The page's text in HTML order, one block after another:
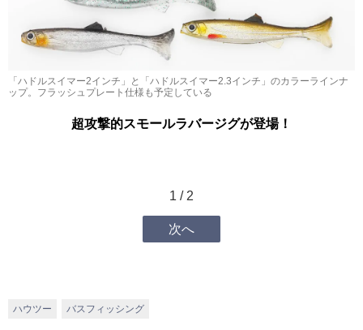
「ハドルスイマー2インチ」と「ハドルスイマー2.3インチ」のカラーラインナ
ップ。フラッシュプレート仕様も予定している
超攻撃的スモールラバージグが登場！
1 / 2
次へ
ハウツー バスフィッシング